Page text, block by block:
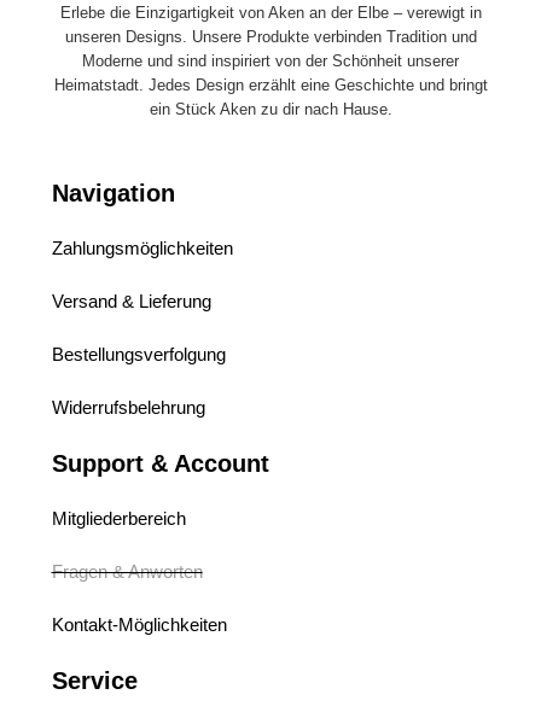
Erlebe die Einzigartigkeit von Aken an der Elbe – verewigt in
unseren Designs. Unsere Produkte verbinden Tradition und
Moderne und sind inspiriert von der Schönheit unserer
Heimatstadt. Jedes Design erzählt eine Geschichte und bringt
ein Stück Aken zu dir nach Hause.
Navigation
Zahlungsmöglichkeiten
Versand & Lieferung
Bestellungsverfolgung
Widerrufsbelehrung
Support & Account
Mitgliederbereich
Fragen & Anworten
Kontakt-Möglichkeiten
Service